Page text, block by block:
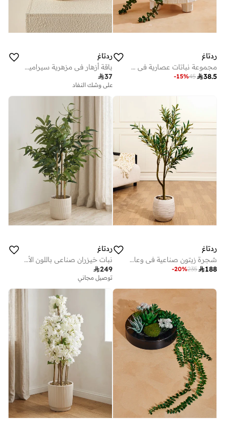
ردتاغ
مجموعة نباتات عصارية في وعاء كريمي اللون بقاعدة - 16 سم
38.5
45
-15%
ردتاغ
باقة أزهار في مزهرية سيراميك
37
على وشك النفاد
ردتاغ
شجرة زيتون صناعية في وعاء سيراميك 125سم
188
235
-20%
ردتاغ
نبات خيزران صناعي باللون الأبيض في أصيص سيراميك
249
توصيل مجاني